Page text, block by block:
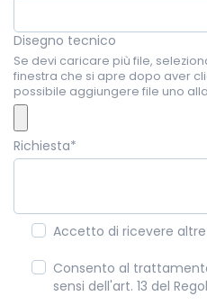
Disegno tecnico
Se devi caricare più file,
finestra che si apre dopo aver
possibile aggiungere file uno
Richiesta*
Accetto di ricevere
Consento al
sensi dell'art. 13 del